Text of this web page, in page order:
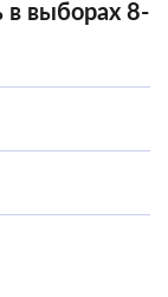
в выборах 8-